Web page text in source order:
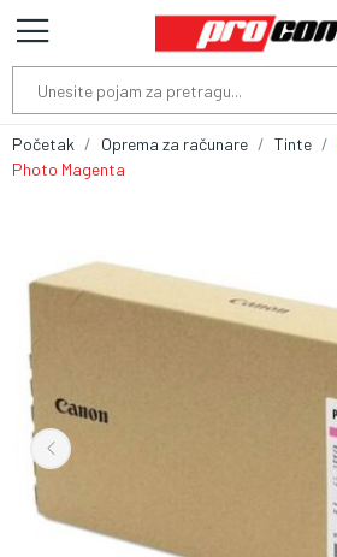
Početak Oprema za računare Tinte
Photo Magenta